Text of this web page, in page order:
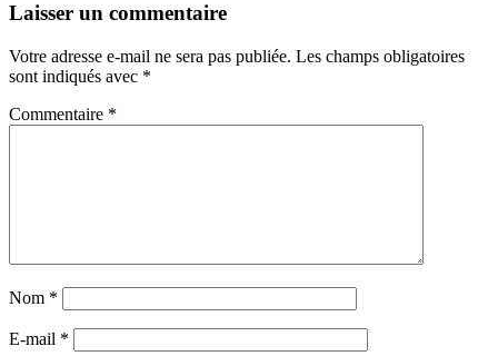
Laisser un commentaire
Votre adresse e-mail ne sera pas publiée. Les champs obligatoires
sont indiqués avec *
Commentaire *
Nom *
E-mail *